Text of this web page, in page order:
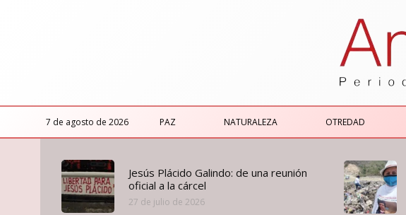
7 de agosto de 2026 PAZ NATURALEZA OTREDAD
Jesús Plácido Galindo: de una reunión
oficial a la cárcel
27 de julio de 2026